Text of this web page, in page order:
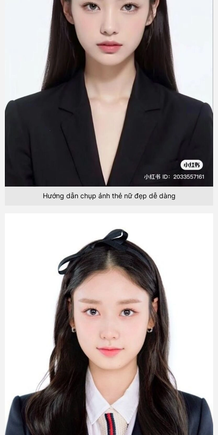
Hướng dẫn chụp ảnh thẻ nữ đẹp dễ dàng